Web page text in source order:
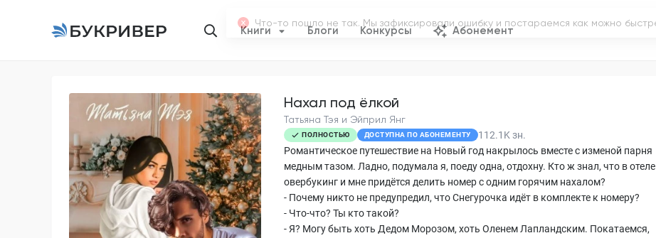
Книги Блоги Конкурсы Абонемент
Нахал под ёлкой
Татьяна Тэя и Эйприл Янг
ПОЛНОСТЬЮ ДОСТУПНА ПО АБОНЕМЕНТУ 112.1K зн.
Романтическое путешествие на Новый год накрылось вместе с изменой парня
медным тазом. Ладно, подумала я, поеду одна, отдохну. Кто ж знал, что в отеле
овербукинг и мне придётся делить номер с одним горячим нахалом?
- Почему никто не предупредил, что Снегурочка идёт в комплекте к номеру?
- Что-что? Ты кто такой?
- Я? Могу быть хоть Дедом Морозом, хоть Оленем Лапландским. Покатаемся,